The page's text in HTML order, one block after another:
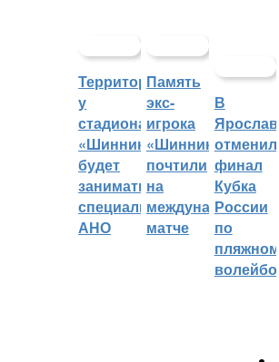
Территорией
у
стадиона
«Шинник»
будет
заниматься
специальное
АНО
Память
экс-
игрока
«Шинника»
почтили
на
международном
матче
В
финал
Кубка
России
по